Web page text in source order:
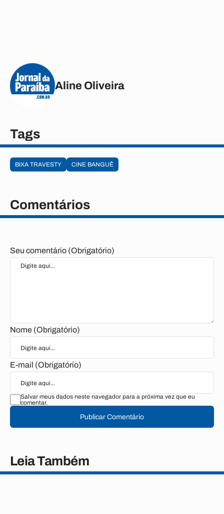
Aline Oliveira
Tags
BIXA TRAVESTY CINE BANGUÊ
Comentários
Seu comentário (Obrigatório)
Nome (Obrigatório)
E-mail (Obrigatório)
Salvar meus dados neste navegador para a próxima vez que eu
comentar.
Publicar Comentário
Leia Também